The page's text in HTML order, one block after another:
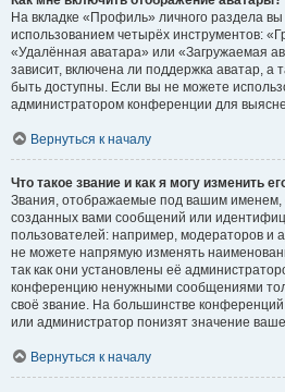
На вкладке «Профиль» личного раздела
использованием четырёх инструментов:
«Удалённая аватара» или «Загружаемая
зависит, включена ли поддержка аватар, а
быть доступны. Если вы не можете
администратором конференции для
Вернуться к началу
Что такое звание и как я могу изменить
Звания, отображаемые под вашим именем,
созданных вами сообщений или
пользователей: например, модераторов и
не можете напрямую изменять
так как они установлены её
конференцию ненужными сообщениями
своё звание. На большинстве
или администратор понизят значение
Вернуться к началу